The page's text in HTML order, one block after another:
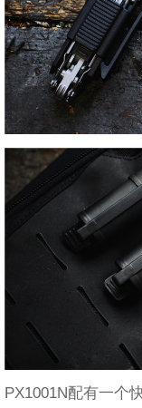
PX1001N配有一个